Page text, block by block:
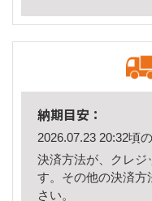
納期目安：
2026.07.23 20:32頃
決済方法が、クレジ
す。その他の決済方
さい。